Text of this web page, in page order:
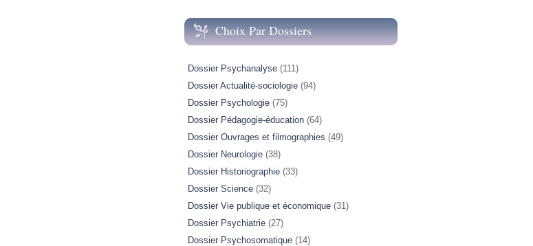
Choix Par Dossiers
Dossier Psychanalyse (111)
Dossier Actualité-sociologie (94)
Dossier Psychologie (75)
Dossier Pédagogie-éducation (64)
Dossier Ouvrages et filmographies (49)
Dossier Neurologie (38)
Dossier Historiographie (33)
Dossier Science (32)
Dossier Vie publique et économique (31)
Dossier Psychiatrie (27)
Dossier Psychosomatique (14)